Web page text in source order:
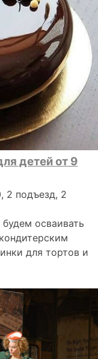
детей от 9
2 подъезд, 2
осваивать
для тортов и